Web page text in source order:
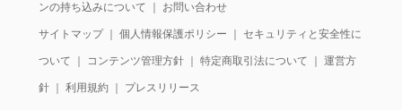
ンの持ち込みについて お問い合わせ
サイトマップ｜ 個人情報保護ポリシー セキュリティと安全性に
ついて コンテンツ管理方針｜ 特定商取引法について 運営方
針｜ 利用規約 プレスリリース